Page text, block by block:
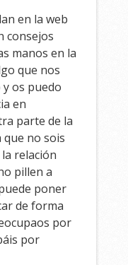
en la web
consejos
manos en la
que nos
os puedo
en
parte de la
no sois
relación
pillen a
poner
de forma
por
por